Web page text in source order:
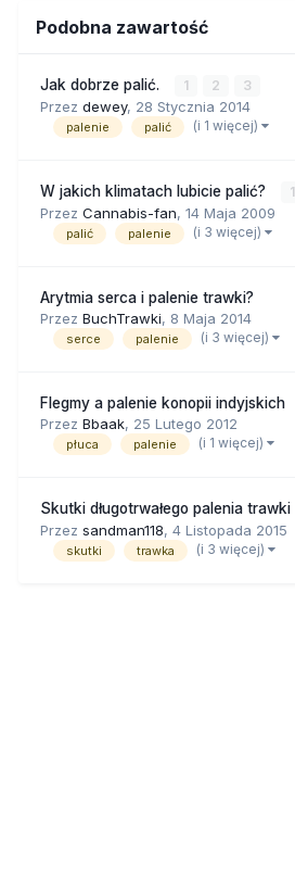
Podobna zawartość
Jak dobrze palić. 1 2 3
Przez dewey, 28 Stycznia 2014
palenie palić (i 1 więcej)
W jakich klimatach lubicie palić? 1
Przez Cannabis-fan, 14 Maja 2009
palić palenie (i 3 więcej)
Arytmia serca i palenie trawki?
Przez BuchTrawki, 8 Maja 2014
serce palenie (i 3 więcej)
Flegmy a palenie konopii indyjskich
Przez Bbaak, 25 Lutego 2012
płuca palenie (i 1 więcej)
Skutki długotrwałego palenia trawki
Przez sandman118, 4 Listopada 2015
skutki trawka (i 3 więcej)